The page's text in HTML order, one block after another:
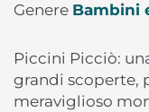
Genere Bambini
Piccini Picciò:
grandi scoperte,
meraviglioso